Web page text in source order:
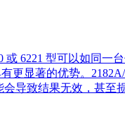
或 6221 型可以如同
更显著的优势。
导致结果无效，甚至